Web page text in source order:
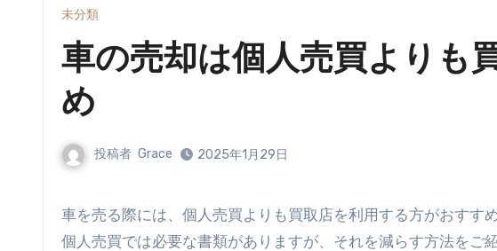
未分類
車の売却は個人売買よりも
め
投稿者 Grace 2025年1月29日
車を売る際には、個人売買よりも買取店を利用する方がおすすめ
個人売買では必要な書類がありますが、それを減らす方法をご紹